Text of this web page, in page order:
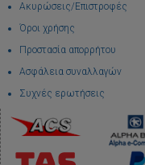
Ακυρώσεις/Επιστροφές
Όροι χρήσης
Προστασία απορρήτου
Ασφάλεια συναλλαγών
Συχνές ερωτήσεις